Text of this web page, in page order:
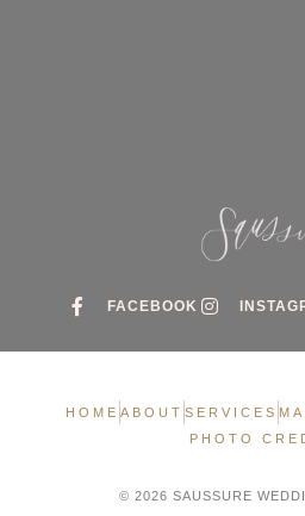
FACEBOOK
HOME ABOUT SERVICES
PHOTO
© 2026 SAUSSURE